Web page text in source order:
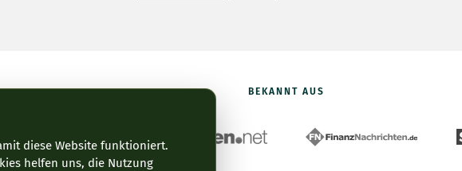
BEKANNT AUS
diese Website funktioniert.
helfen uns, die Nutzung